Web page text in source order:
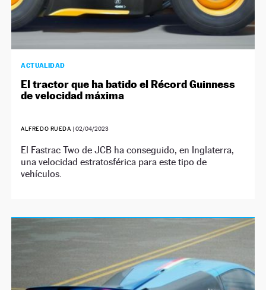
ACTUALIDAD
El tractor que ha batido el Récord Guinness
de velocidad máxima
ALFREDO RUEDA | 02/04/2023
El Fastrac Two de JCB ha conseguido, en Inglaterra,
una velocidad estratosférica para este tipo de
vehículos.